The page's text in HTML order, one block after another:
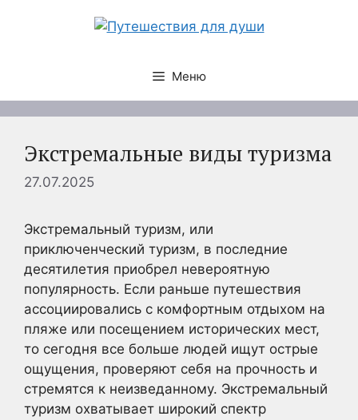
Меню
Экстремальные виды туризма
27.07.2025
Экстремальный туризм, или
приключенческий туризм, в последние
десятилетия приобрел невероятную
популярность. Если раньше путешествия
ассоциировались с комфортным отдыхом на
пляже или посещением исторических мест,
то сегодня все больше людей ищут острые
ощущения, проверяют себя на прочность и
стремятся к неизведанному. Экстремальный
туризм охватывает широкий спектр